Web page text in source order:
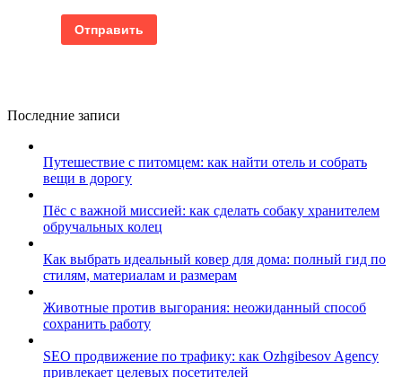
Последние записи
Путешествие с питомцем: как найти отель и собрать
вещи в дорогу
Пёс с важной миссией: как сделать собаку хранителем
обручальных колец
Как выбрать идеальный ковер для дома: полный гид по
стилям, материалам и размерам
Животные против выгорания: неожиданный способ
сохранить работу
SEO продвижение по трафику: как Ozhgibesov Agency
привлекает целевых посетителей